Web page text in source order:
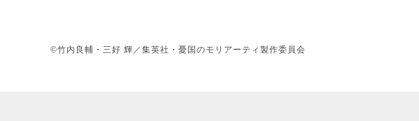
©竹内良輔・三好 輝／集英社・憂国のモリアーティ製作委員会